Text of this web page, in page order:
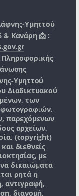
Υμηττού
& Κανάρη 📩 :
Υμηττού
Διαδικτυακού
των
φωτογραφιών,
παρεχόμενων
αρχείων,
(copyright)
διεθνείς
με
δικαιώματα
ρητά η
αντιγραφή,
διανομή,